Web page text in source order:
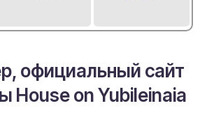
официальный сайт
House on Yubileinaia